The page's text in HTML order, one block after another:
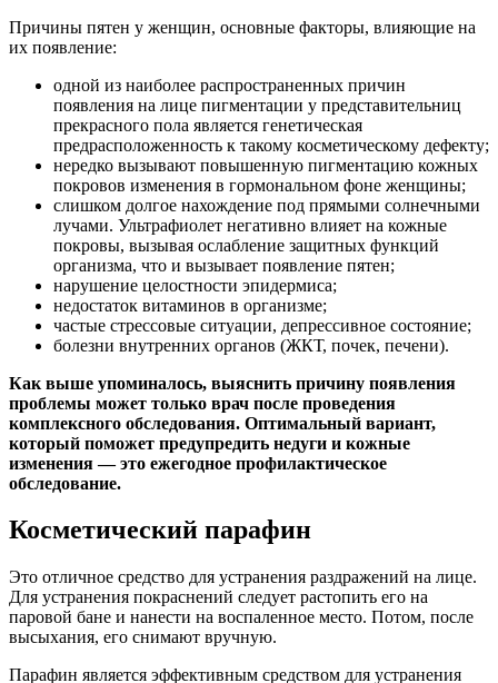
Причины пятен у женщин, основные факторы, влияющие на
их появление:
одной из наиболее распространенных причин
появления на лице пигментации у представительниц
прекрасного пола является генетическая
предрасположенность к такому косметическому дефекту;
нередко вызывают повышенную пигментацию кожных
покровов изменения в гормональном фоне женщины;
слишком долгое нахождение под прямыми солнечными
лучами. Ультрафиолет негативно влияет на кожные
покровы, вызывая ослабление защитных функций
организма, что и вызывает появление пятен;
нарушение целостности эпидермиса;
недостаток витаминов в организме;
частые стрессовые ситуации, депрессивное состояние;
болезни внутренних органов (ЖКТ, почек, печени).
Как выше упоминалось, выяснить причину появления
проблемы может только врач после проведения
комплексного обследования. Оптимальный вариант,
который поможет предупредить недуги и кожные
изменения — это ежегодное профилактическое
обследование.
Косметический парафин
Это отличное средство для устранения раздражений на лице.
Для устранения покраснений следует растопить его на
паровой бане и нанести на воспаленное место. Потом, после
высыхания, его снимают вручную.
Парафин является эффективным средством для устранения